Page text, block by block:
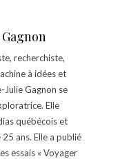
recherchiste,
à idées et
Julie Gagnon se
Elle
québécois et
ans. Elle a publié
essais « Voyager